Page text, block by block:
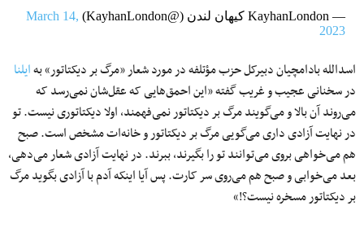
— KayhanLondon کیهان لندن (@KayhanLondon)
March 14,
2023
اسدالله بادامچیان دبیرکل حزب مؤتلفه در مورد شعار «مرگ بر دیکتاتور» بهایلنا
در سخنانی عجیب و غریب گفته «این‌ احمق‌هایی که عقل‌شان نمی‌رسد که
می‌روند آن بالا و می‌گویند مرگ بر دیکتاتور نمی‌فهمند، اولا دیکتاتوری نیست. تو
در نهایت آزادی داری می‌گویی مرگ بر دیکتاتور و خانه‌ات مشخص است. صبح
هم می‌خواهی بروی می‌توانند تو را بگیرند، ببرند. در نهایت آزادی شعار می‌دهی،
بعد می‌خوابی و صبح هم می‌روی سر کارت. پس آیا اینکه آدم با آزادی بگوید مرگ
بر دیکتاتور مسخره نیست؟!»